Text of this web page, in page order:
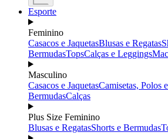
Esporte
Feminino
Casacos e JaquetasBlusas e Regatas
BermudasTopsCalças e Leggings
Masculino
Casacos e JaquetasCamisetas, Polos
BermudasCalças
Plus Size Feminino
Blusas e RegatasShorts e Bermudas